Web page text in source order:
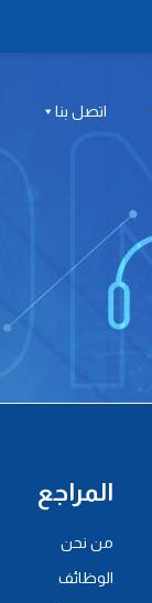
اتصل بنا
المراجع
من نحن
الوظائف